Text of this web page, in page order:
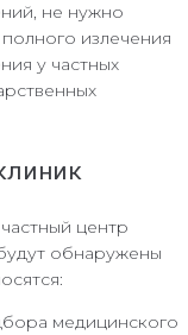
не нужно
излечения
у частных
центр
обнаружены
медицинского